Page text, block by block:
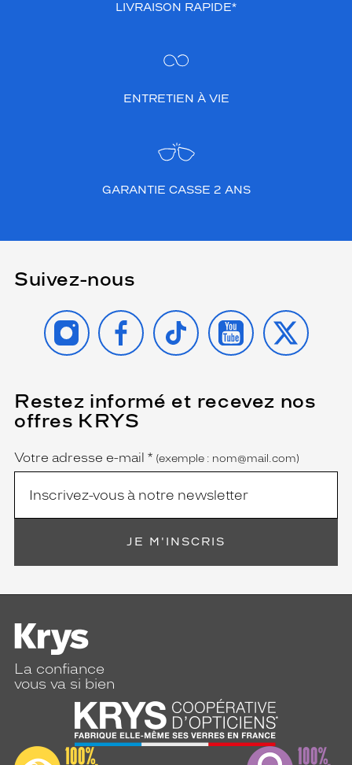
LIVRAISON RAPIDE*
ENTRETIEN À VIE
GARANTIE CASSE 2 ANS
Suivez-nous
INSTAGRAMFACEBOOK
TIKTOK YOUTUBE
X
Restez informé et recevez nos
offres KRYS
Name
Votre adresse e-mail *
(Ce
champ
est
obligatoire)
(exemple : nom@mail.com)
JE M'INSCRIS
La confiance
vous va si bien